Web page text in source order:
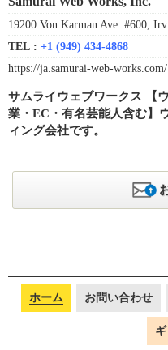
19200 Von Karman Ave. #600,
TEL : +1 (949) 434-4868
https://ja.samurai-web-works.com/
サムライウェブワークス 【
業・EC・有名芸能人含む】
ィング会社です。
ホーム お問い合わせ